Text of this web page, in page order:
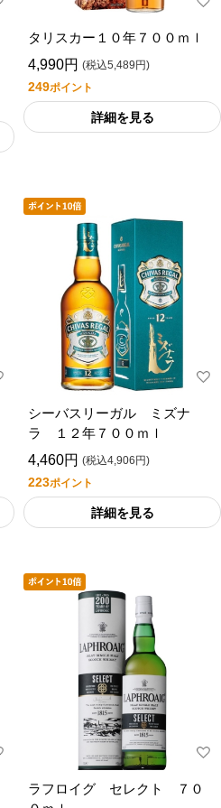
タリスカー１０年７００ｍｌ
4,990円 (税込5,489円)
249ポイント
詳細を見る
シーバスリーガル ミズナ
ラ １２年７００ｍｌ
4,460円 (税込4,906円)
223ポイント
詳細を見る
ラフロイグ セレクト ７０